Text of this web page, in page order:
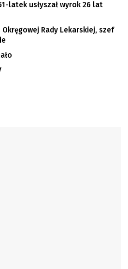
latek usłyszał wyrok 26 lat
Rady Lekarskiej, szef